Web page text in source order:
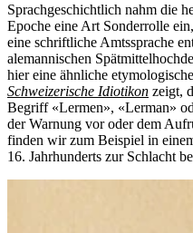
Sprachgeschichtlich nahm die
Epoche eine Art Sonderrolle
eine schriftliche Amtssprache
alemannischen
hier eine ähnliche
Schweizerische Idiotikon zeigt,
Begriff «Lermen», «Lerman»
der Warnung vor oder dem
finden wir zum Beispiel in
16. Jahrhunderts zur Schlacht